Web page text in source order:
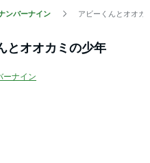
ンバーナイン アビーくんとオオカ
とオオカミの少年
ーナイン